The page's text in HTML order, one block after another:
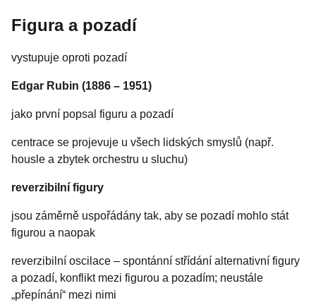
Figura a pozadí
vystupuje oproti pozadí
Edgar Rubin (1886 – 1951)
jako první popsal figuru a pozadí
centrace se projevuje u všech lidských smyslů (např.
housle a zbytek orchestru u sluchu)
reverzibilní figury
jsou záměrně uspořádány tak, aby se pozadí mohlo stát
figurou a naopak
reverzibilní oscilace – spontánní střídání alternativní figury
a pozadí, konflikt mezi figurou a pozadím; neustále
„přepínání“ mezi nimi